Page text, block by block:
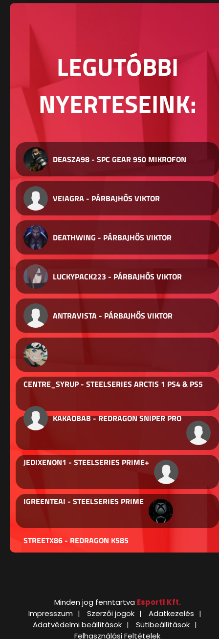
LEGUTÓBBI
NYERTESEINK:
DEASZA98 - SPC GEAR 950 MIKROFON
VEIAGRA - PÁRBAJHŐS VIKTOR
DEATHWING - PÁRBAJHŐS VIKTOR
LUCKYPACK223 - PÁRBAJHŐS VIKTOR
ANTRAVISTA - PÁRBAJHŐS VIKTOR
CENTRE_SYRUP - STEELSERIES ARCTIS 1 PS4 & PS5
KAKAOBAB - REDRAGON SNIPER PRO
JEDIXENON1 - STEELSERIES PRIME+
IGREENTEAI - STEELSERIES PRIME
STREETX86 - REDRAGON K585
Minden jog fenntartva Esport1 Kft.
Impresszum
Szerzői jogok
Adatkezelés
Adatvédelmi beállítások
Sütibeállítások
Felhasználási Feltételek